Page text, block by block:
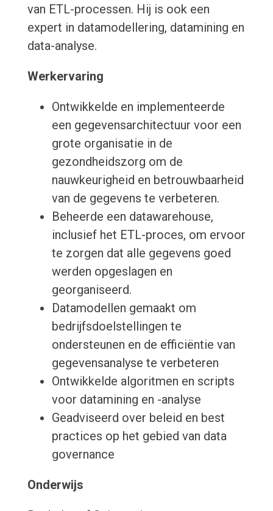
van ETL-processen. Hij is ook een
expert in datamodellering, datamining en
data-analyse.
Werkervaring
Ontwikkelde en implementeerde
een gegevensarchitectuur voor een
grote organisatie in de
gezondheidszorg om de
nauwkeurigheid en betrouwbaarheid
van de gegevens te verbeteren.
Beheerde een datawarehouse,
inclusief het ETL-proces, om ervoor
te zorgen dat alle gegevens goed
werden opgeslagen en
georganiseerd.
Datamodellen gemaakt om
bedrijfsdoelstellingen te
ondersteunen en de efficiëntie van
gegevensanalyse te verbeteren
Ontwikkelde algoritmen en scripts
voor datamining en -analyse
Geadviseerd over beleid en best
practices op het gebied van data
governance
Onderwijs